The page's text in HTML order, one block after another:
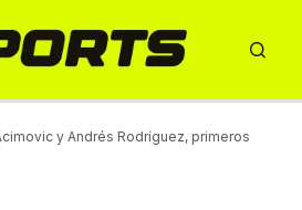
y Andrés Rodríguez, primeros